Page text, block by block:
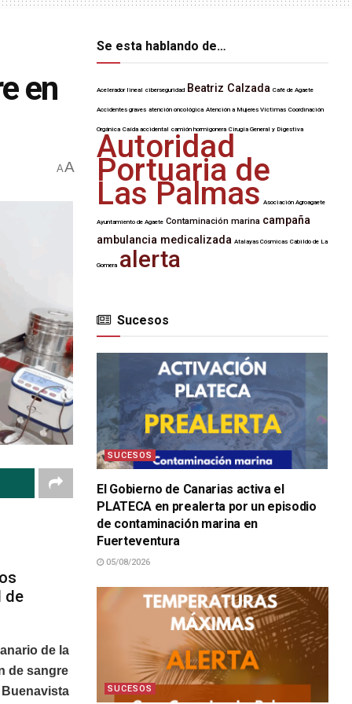
en
AA
de
de la
de sangre
Se esta hablando de…
Acelerador lineal ciberseguridad Beatriz Calzada Café de Agaete
Accidentes graves atención oncológica Atención a Mujeres Víctimas Coordinación
Orgánica Caída accidental camión hormigonera Cirugía General y Digestiva
Autoridad
Portuaria de
Las Palmas Asociación Agroagaete
Ayuntamiento de Agaete Contaminación marina campaña
ambulancia medicalizada Atalayas Cósmicas Cabildo de La
Gomera alerta
Sucesos
SUCESOS
El Gobierno de Canarias activa el
PLATECA en prealerta por un episodio
de contaminación marina en
Fuerteventura
05/08/2026
SUCESOS